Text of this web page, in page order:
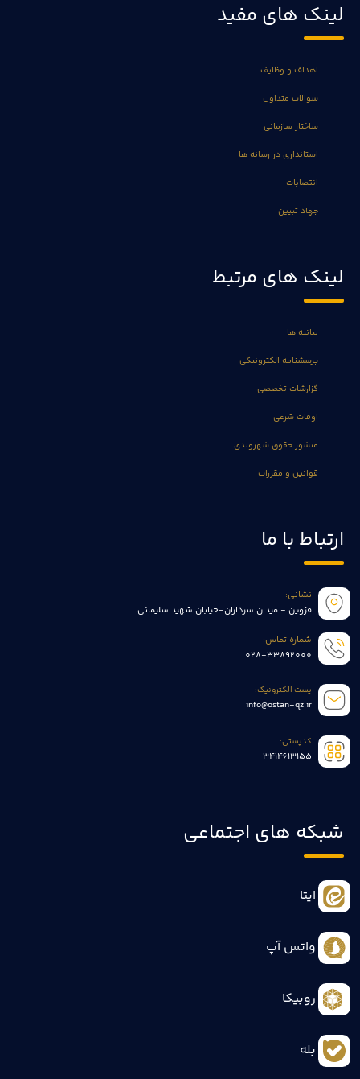
لینک های مفید
اهداف و وظایف
سوالات متداول
ساختار سازمانی
استانداری در رسانه ها
انتصابات
جهاد تبیین
لینک های مرتبط
بیانیه ها
پرسشنامه الکترونیکی
گزارشات تخصصی
اوقات شرعی
منشور حقوق شهروندی
قوانین و مقررات
ارتباط با ما
نشانی:
قزوین - میدان سرداران-خیابان شهید سلیمانی
شماره تماس:
028-33892000
پست الکترونیک:
info@ostan-qz.ir
کدپستی:
3414613155
شبکه های اجتماعی
ایتا
واتس آپ
روبیکا
بله